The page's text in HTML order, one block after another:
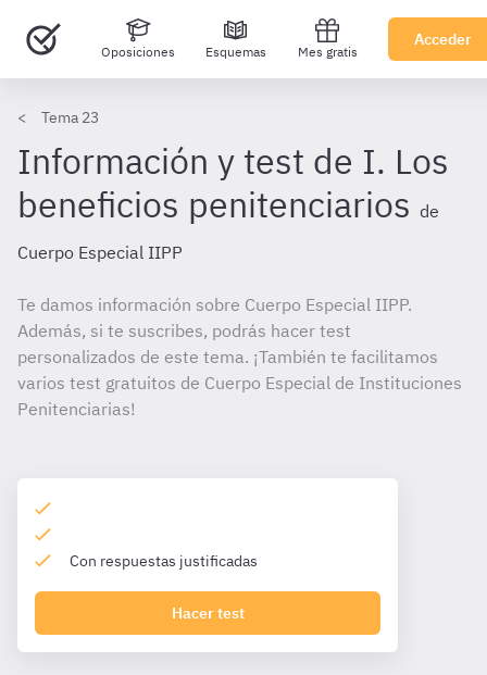
Oposiciones Esquemas Mes gratis
Acceder
Tema 23
Información y test de I. Los
beneficios penitenciarios de
Cuerpo Especial IIPP
Te damos información sobre Cuerpo Especial IIPP.
Además, si te suscribes, podrás hacer test
personalizados de este tema. ¡También te facilitamos
varios test gratuitos de Cuerpo Especial de Instituciones
Penitenciarias!
Con respuestas justificadas
Hacer test